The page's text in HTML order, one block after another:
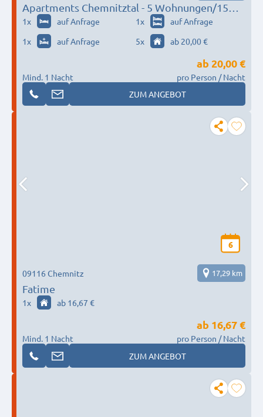
Apartments Chemnitztal - 5 Wohnungen/15
Pers. - abgeschlossene Wohnungen, keine
Gemeinschaftsbäder,-Küchen,max 2 Pers. pro
Zimmer
1x auf Anfrage 1x
auf Anfrage
1x auf Anfrage 5x ab 20,00 €
Mind. 1 Nacht
ab 20,00 €
pro Person / Nacht
ZUM ANGEBOT
6
Fatime
09116 Chemnitz 17,29 km
1x ab 16,67 €
Mind. 1 Nacht
ab 16,67 €
pro Person / Nacht
ZUM ANGEBOT